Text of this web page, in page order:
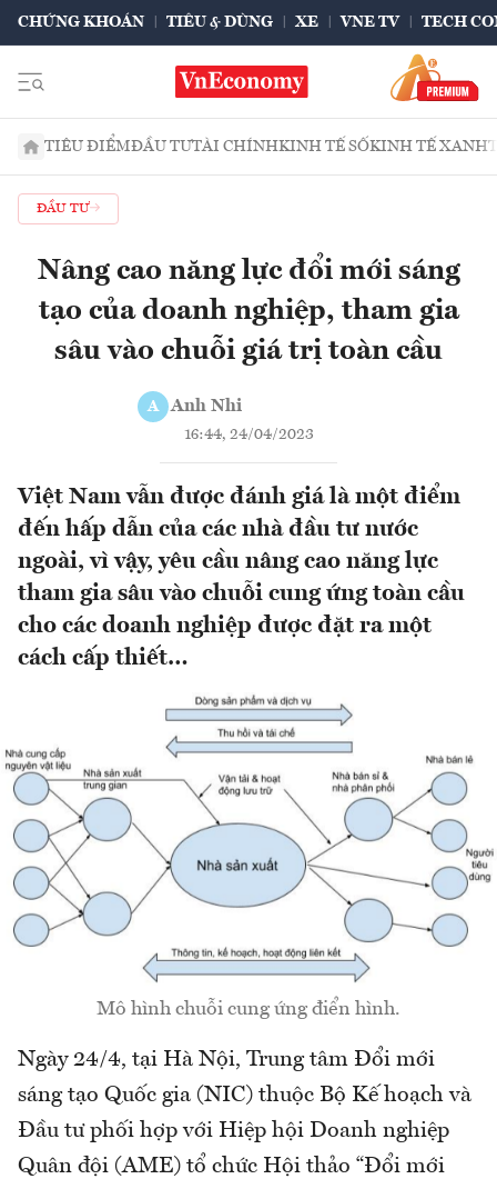
CHỨNG KHOÁN TIÊU & DÙNG XE VNE TV TECH
TIÊU ĐIỂMĐẦU TƯTÀI CHÍNHKINH TẾ SỐKINH TẾ XANH
ĐẦU TƯ
Nâng cao năng lực đổi mới sáng
tạo của doanh nghiệp, tham gia
sâu vào chuỗi giá trị toàn cầu
A Anh Nhi
16:44, 24/04/2023
Việt Nam vẫn được đánh giá là một điểm
đến hấp dẫn của các nhà đầu tư nước
ngoài, vì vậy, yêu cầu nâng cao năng lực
tham gia sâu vào chuỗi cung ứng toàn cầu
cho các doanh nghiệp được đặt ra một
cách cấp thiết…
Mô hình chuỗi cung ứng điển hình.
Ngày 24/4, tại Hà Nội, Trung tâm Đổi mới
sáng tạo Quốc gia (NIC) thuộc Bộ Kế hoạch và
Đầu tư phối hợp với Hiệp hội Doanh nghiệp
Quân đội (AME) tổ chức Hội thảo “Đổi mới